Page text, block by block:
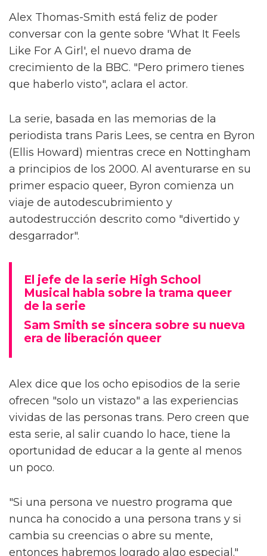
Alex Thomas-Smith está feliz de poder
conversar con la gente sobre 'What It Feels
Like For A Girl', el nuevo drama de
crecimiento de la BBC. "Pero primero tienes
que haberlo visto", aclara el actor.
La serie, basada en las memorias de la
periodista trans Paris Lees, se centra en Byron
(Ellis Howard) mientras crece en Nottingham
a principios de los 2000. Al aventurarse en su
primer espacio queer, Byron comienza un
viaje de autodescubrimiento y
autodestrucción descrito como "divertido y
desgarrador".
El jefe de la serie High School
Musical habla sobre la trama queer
de la serie
Sam Smith se sincera sobre su nueva
Alex dice que los ocho episodios de la serie
ofrecen "solo un vistazo" a las experiencias